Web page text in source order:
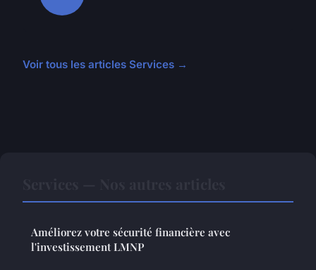
Voir tous les articles Services →
Améliorez votre sécurité financière avec
l'investissement LMNP